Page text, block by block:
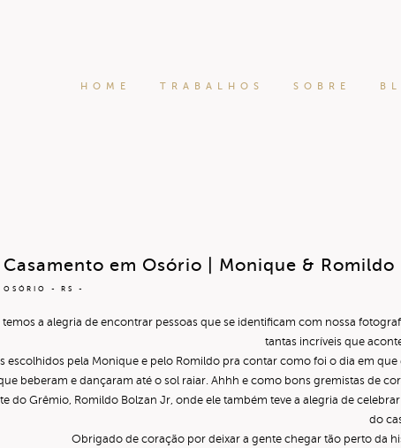
HOME TRABALHOS SOBRE
OSÓRIO - RS
Casamento em Osório | Monique & Romildo
temos a alegria de encontrar pessoas que se identificam com nossa
tantas incríveis que
escolhidos pela Monique e pelo Romildo pra contar como foi o dia em
beberam e dançaram até o sol raiar. Ahhh e como bons gremistas de
do Grêmio, Romildo Bolzan Jr, onde ele também teve a alegria de
do
Obrigado de coração por deixar a gente chegar tão perto da